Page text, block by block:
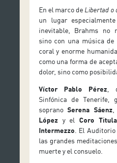
En el marco de Libertad o
un lugar
inevitable, Brahms no
sino con una música
coral y enorme
como una forma de
dolor, sino como
Víctor Pablo Pérez ,
Sinfónica de
sopranoSerena Sáenz
López y elCoro
Intermezzo . El
las grandes
muerte y el consuelo.